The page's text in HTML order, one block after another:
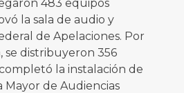
483 equipos
la sala de audio y
de Apelaciones. Por
se distribuyeron 356
la instalación de
Mayor de Audiencias